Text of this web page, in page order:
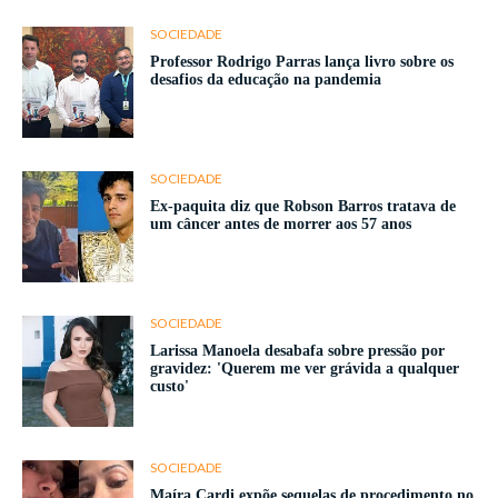
SOCIEDADE
Professor Rodrigo Parras lança livro sobre os
desafios da educação na pandemia
SOCIEDADE
Ex-paquita diz que Robson Barros tratava de
um câncer antes de morrer aos 57 anos
SOCIEDADE
Larissa Manoela desabafa sobre pressão por
gravidez: 'Querem me ver grávida a qualquer
custo'
SOCIEDADE